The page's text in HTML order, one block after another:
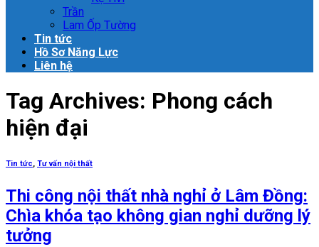
Trần
Lam Ốp Tường
Tin tức
Hồ Sơ Năng Lực
Liên hệ
Tag Archives: Phong cách
hiện đại
Tin tức, Tư vấn nội thất
Thi công nội thất nhà nghỉ ở Lâm Đồng:
Chìa khóa tạo không gian nghỉ dưỡng lý
tưởng